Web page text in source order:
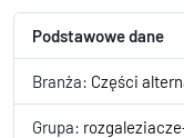
Podstawowe dane
Branża: Części
Grupa: